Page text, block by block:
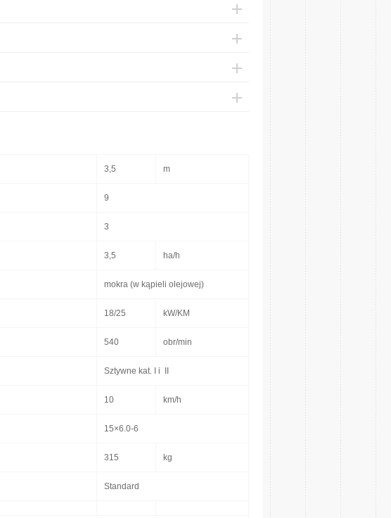
3,5 m
9
3
3,5 ha/h
mokra (w kąpieli olejowej)
18/25 kW/KM
540 obr/min
Sztywne kat. I i II
10 km/h
15×6.0-6
315 kg
Standard